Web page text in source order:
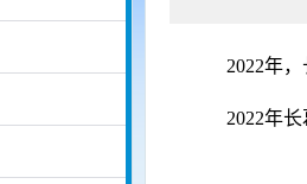
2022年
2022年